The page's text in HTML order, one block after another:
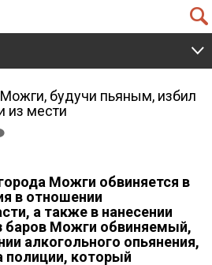
Q
V
будучи пьяным, избил
из мести
Можги обвиняется в
в отношении
а также в нанесении
баров Можги обвиняемый,
алкогольного опьянения,
полиции, который